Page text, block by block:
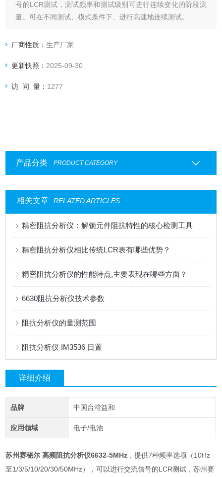
号的LCR测试，测试频率和测试级别可进行连续变化的阶段测
量。可在不同测试、模式条件下、进行高速地连续测试。
厂商性质：生产厂家
更新快照： 2025-09-30
访 问 量： 1277
产品分类 PRODUCT CATEGORY
相关文章 RELATED ARTICLES
精密阻抗分析仪：解锁元件阻抗特性的核心检测工具
精密阻抗分析仪相比传统LCR表有哪些优势？
精密阻抗分析仪的性能特点,主要表现在哪些方面？
6630阻抗分析仪技术参数
阻抗分析仪的量测范围
阻抗分析仪 IM3536 日置
详细介绍
品牌 中国台湾益和
应用领域 电子/电池
苏州赛秘尔 高频阻抗分析仪6632-5MHz ，提供7种频率选项（10Hz
至1/3/5/10/20/30/50MHz），可以进行交流信号的LCR测试，苏州赛